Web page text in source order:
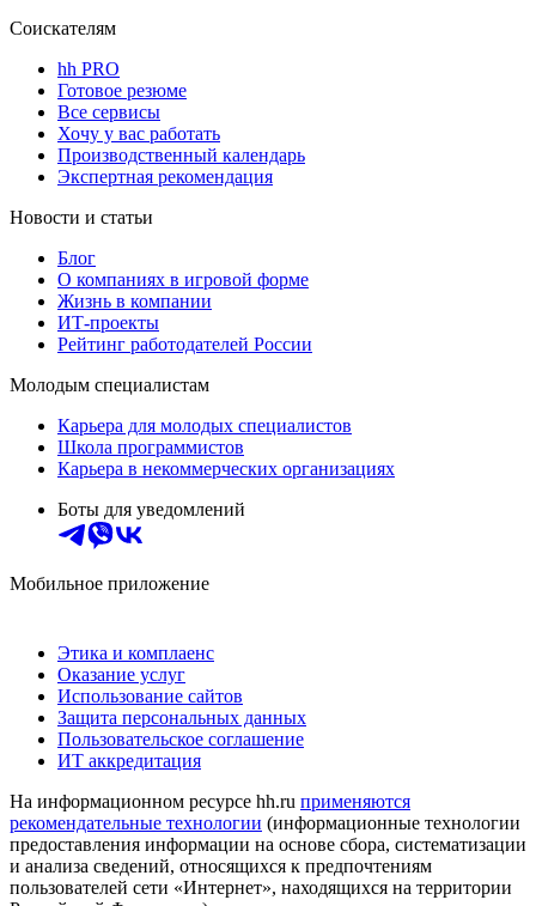
Соискателям
hh PRO
Готовое резюме
Все сервисы
Хочу у вас работать
Производственный календарь
Экспертная рекомендация
Новости и статьи
Блог
О компаниях в игровой форме
Жизнь в компании
ИТ-проекты
Рейтинг работодателей России
Молодым специалистам
Карьера для молодых специалистов
Школа программистов
Карьера в некоммерческих организациях
Боты для уведомлений
Мобильное приложение
Этика и комплаенс
Оказание услуг
Использование сайтов
Защита персональных данных
Пользовательское соглашение
ИТ аккредитация
На информационном ресурсе hh.ru применяются
рекомендательные технологии (информационные технологии
предоставления информации на основе сбора, систематизации
и анализа сведений, относящихся к предпочтениям
пользователей сети «Интернет», находящихся на территории